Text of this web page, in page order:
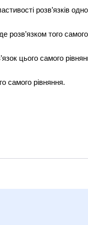
розв’язків
розв’язком того
цього самого
самого рівняння.